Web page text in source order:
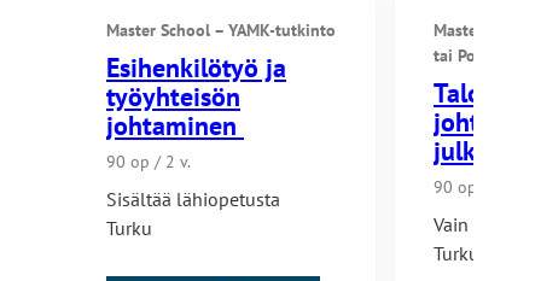
Master School – YAMK-tutkinto
Esihenkilötyö ja
työyhteisön
johtaminen
90 op / 2 v.
Sisältää lähiopetusta
Turku
Master
tai
Talous ja
90 op / 2 v.
Vain
Turku